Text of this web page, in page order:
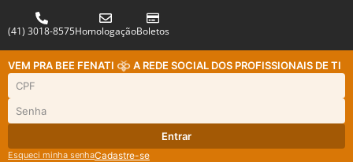
(41) 3018-8575HomologaçãoBoletos
VEM PRA BEE FENATI A REDE SOCIAL DOS PROFISSIONAIS DE TI
Entrar
Esqueci minha senhaCadastre-se